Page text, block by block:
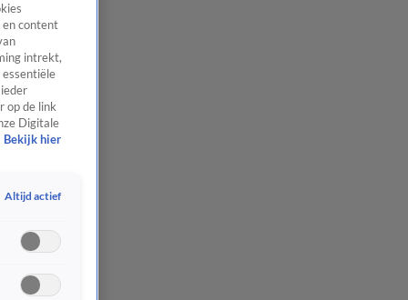
en content
intrekt,
op de link
Digitale
Bekijk hier
Altijd actief